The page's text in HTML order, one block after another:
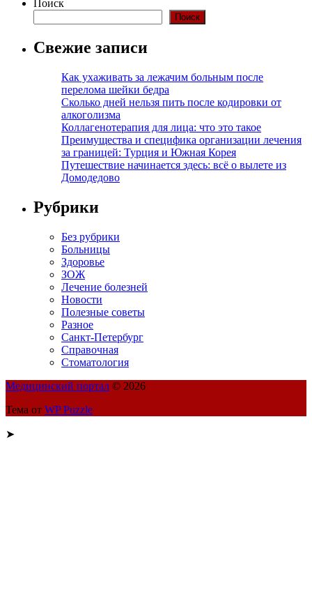
Поиск
Поиск
Свежие записи
Как ухаживать за лежачим больным после
перелома шейки бедра
Сколько дней нельзя пить после кодировки от
алкоголизма
Коллагенотерапия для лица: что это такое
Преимущества и специфика организации лечения
за границей: Турция и Южная Корея
Путешествие начинается здесь: всё о вылете из
Домодедово
Рубрики
Без рубрики
Больницы
Здоровье
ЗОЖ
Лечение болезней
Новости
Полезные советы
Разное
Санкт-Петербург
Справочная
Стоматология
Медицинский портал © 2026
Тема от WP Puzzle
➤